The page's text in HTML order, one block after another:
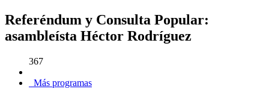
Referéndum y Consulta Popular:
asambleísta Héctor Rodríguez
367
Más programas